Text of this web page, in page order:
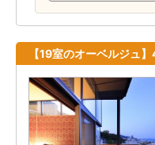
【19室のオーベルジュ